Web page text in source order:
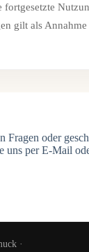
gilt als Annahme
Fragen oder
uns per E-Mail
·